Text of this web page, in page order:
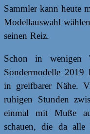
Sammler kann heute
Modellauswahl
seinen Reiz.
Schon in wenigen
Sondermodelle 2019
in greifbarer Nähe.
ruhigen Stunden
einmal mit Muße
schauen, die da